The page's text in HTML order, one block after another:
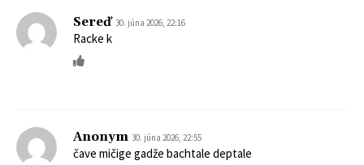
Sereď 30. júna 2026, 22:16
Racke k
Anonym 30. júna 2026, 22:55
čave mičige gadže bachtale deptale